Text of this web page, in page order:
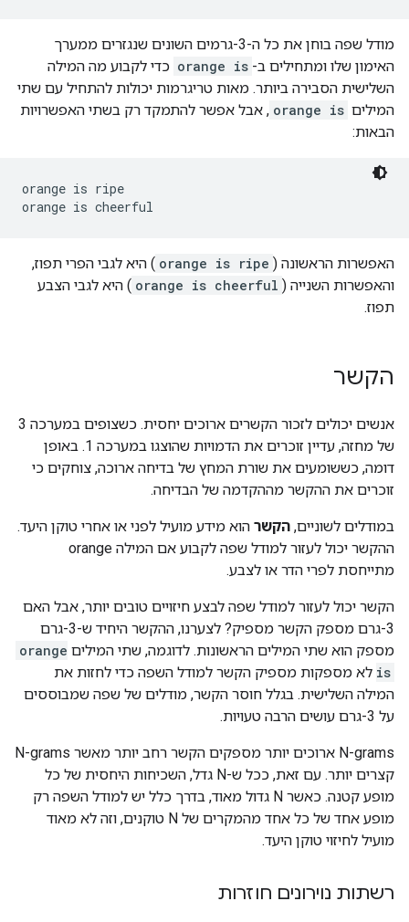
מודל שפה בוחן את כל ה-3-גרמים השונים שנגזרים ממערך
האימון שלו ומתחילים ב- orange is כדי לקבוע מה המילה
השלישית הסבירה ביותר. מאות טריגרמות יכולות להתחיל עם שתי
המילים orange is , אבל אפשר להתמקד רק בשתי האפשרויות
הבאות:
orange is ripe
האפשרות הראשונה ( orange is ripe ) היא לגבי הפרי תפוז,
והאפשרות השנייה ( orange is cheerful ) היא לגבי הצבע
תפוז.
הקשר
אנשים יכולים לזכור הקשרים ארוכים יחסית. כשצופים במערכה 3
של מחזה, עדיין זוכרים את הדמויות שהוצגו במערכה 1. באופן
דומה, כששומעים את שורת המחץ של בדיחה ארוכה, צוחקים כי
זוכרים את ההקשר מההקדמה של הבדיחה.
במודלים לשוניים, הקשר הוא מידע מועיל לפני או אחרי טוקן היעד.
ההקשר יכול לעזור למודל שפה לקבוע אם המילה orange
מתייחסת לפרי הדר או לצבע.
הקשר יכול לעזור למודל שפה לבצע חיזויים טובים יותר, אבל האם
3-גרם מספק הקשר מספיק? לצערנו, ההקשר היחיד ש-3-גרם
מספק הוא שתי המילים הראשונות. לדוגמה, שתי המילים orange
is לא מספקות מספיק הקשר למודל השפה כדי לחזות את
המילה השלישית. בגלל חוסר הקשר, מודלים של שפה שמבוססים
על 3-גרם עושים הרבה טעויות.
‫N-grams ארוכים יותר מספקים הקשר רחב יותר מאשר N-grams
קצרים יותר. עם זאת, ככל ש-N גדל, השכיחות היחסית של כל
מופע קטנה. כאשר N גדול מאוד, בדרך כלל יש למודל השפה רק
מופע אחד של כל אחד מהמקרים של N טוקנים, וזה לא מאוד
מועיל לחיזוי טוקן היעד.
רשתות נוירונים חוזרות